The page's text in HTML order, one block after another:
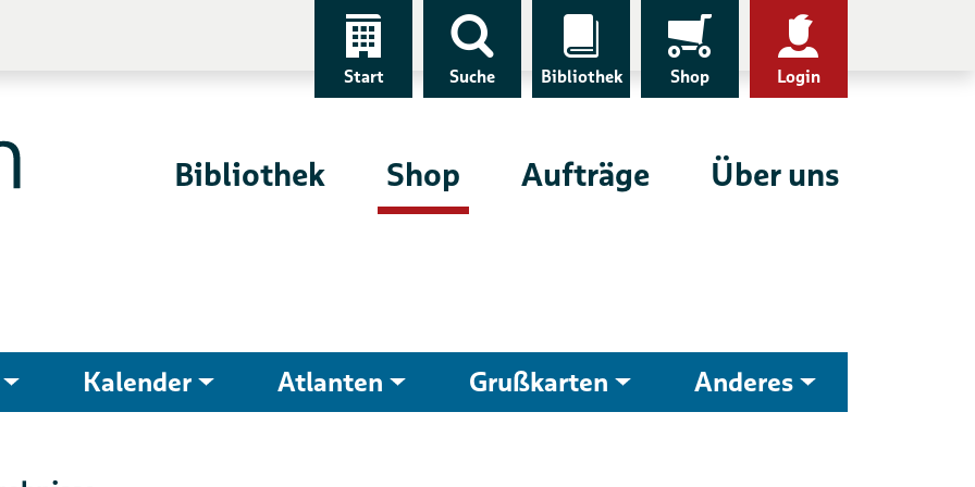
Start Suche Bibliothek Shop Login
Bibliothek Shop Aufträge Über uns
Kalender Atlanten Grußkarten Anderes